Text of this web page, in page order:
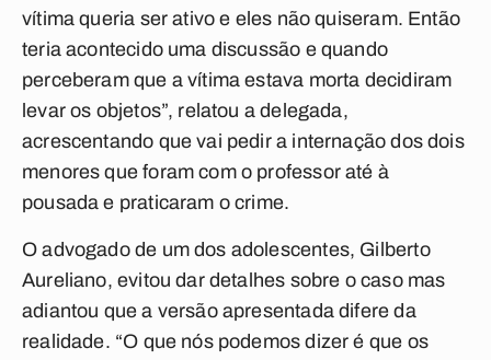
vítima queria ser ativo e eles não quiseram. Então
teria acontecido uma discussão e quando
perceberam que a vítima estava morta decidiram
levar os objetos”, relatou a delegada,
acrescentando que vai pedir a internação dos dois
menores que foram com o professor até à
pousada e praticaram o crime.
O advogado de um dos adolescentes, Gilberto
Aureliano, evitou dar detalhes sobre o caso mas
adiantou que a versão apresentada difere da
realidade. “O que nós podemos dizer é que os